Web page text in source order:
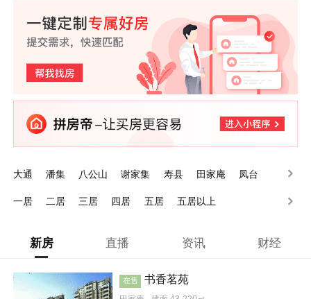
大通 潘集 八公山 谢家集 寿县 田家庵 凤台
一居 二居 三居 四居 五居 五居以上
新房 直播 资讯 财经
在售 书香茗苑